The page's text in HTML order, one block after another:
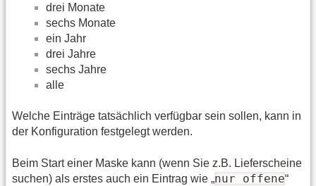
drei Monate
sechs Monate
ein Jahr
drei Jahre
sechs Jahre
alle
Welche Einträge tatsächlich verfügbar sein sollen, kann in
der Konfiguration festgelegt werden.
Beim Start einer Maske kann (wenn Sie z.B. Lieferscheine
suchen) als erstes auch ein Eintrag wie „nur offene“